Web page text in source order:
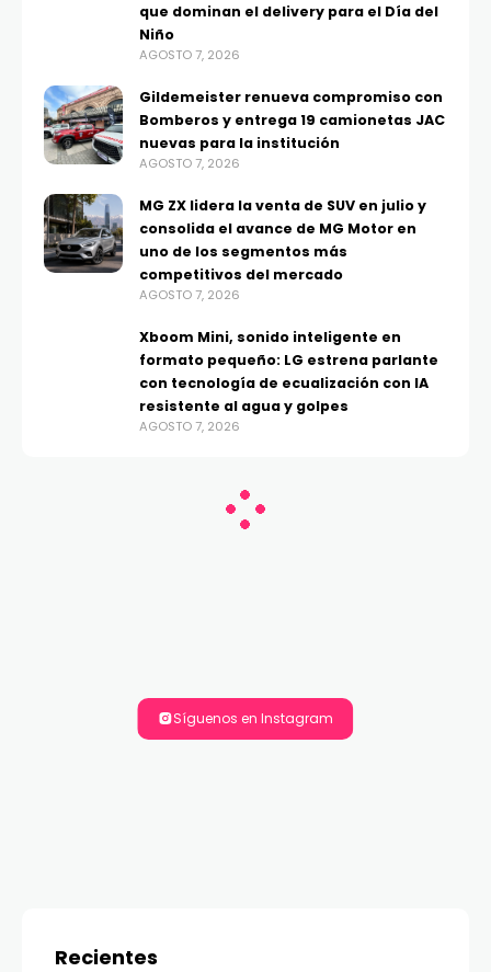
que dominan el delivery para el Día del
Niño
AGOSTO 7, 2026
Gildemeister renueva compromiso con
Bomberos y entrega 19 camionetas JAC
nuevas para la institución
AGOSTO 7, 2026
MG ZX lidera la venta de SUV en julio y
consolida el avance de MG Motor en
uno de los segmentos más
competitivos del mercado
AGOSTO 7, 2026
Xboom Mini, sonido inteligente en
formato pequeño: LG estrena parlante
con tecnología de ecualización con IA
resistente al agua y golpes
AGOSTO 7, 2026
Síguenos en Instagram
Recientes